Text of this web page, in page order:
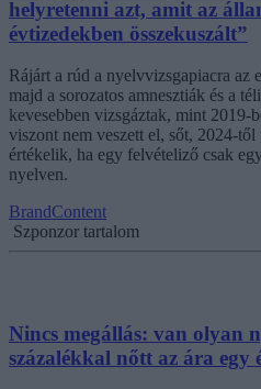
helyretenni azt, amit az
évtizedekben összekuszált”
Rájárt a rúd a nyelvvizsgapiacra az
majd a sorozatos amnesztiák és a
kevesebben vizsgáztak, mint 2019-
viszont nem veszett el, sőt, 2024-
értékelik, ha egy felvételiző csak
nyelven.
BrandContent
Szponzor tartalom
Nincs megállás: van olyan
százalékkal nőtt az ára egy